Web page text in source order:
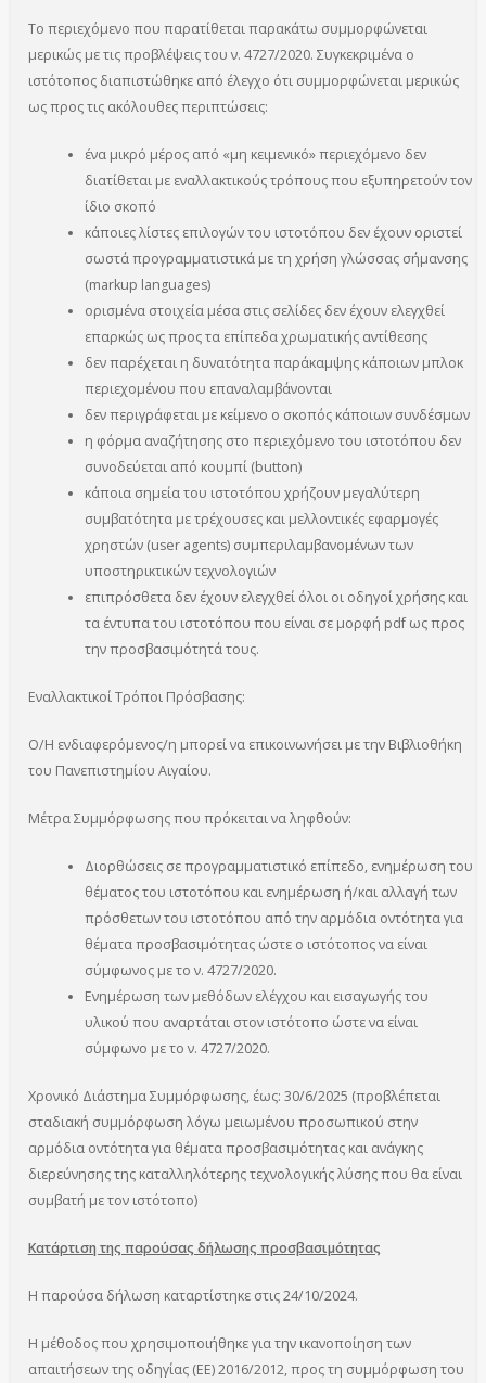
Το περιεχόμενο που παρατίθεται παρακάτω συμμορφώνεται
μερικώς με τις προβλέψεις του ν. 4727/2020. Συγκεκριμένα ο
ιστότοπος διαπιστώθηκε από έλεγχο ότι συμμορφώνεται μερικώς
ως προς τις ακόλουθες περιπτώσεις:
ένα μικρό μέρος από «μη κειμενικό» περιεχόμενο δεν
διατίθεται με εναλλακτικούς τρόπους που εξυπηρετούν τον
ίδιο σκοπό
κάποιες λίστες επιλογών του ιστοτόπου δεν έχουν οριστεί
σωστά προγραμματιστικά με τη χρήση γλώσσας σήμανσης
(markup languages)
ορισμένα στοιχεία μέσα στις σελίδες δεν έχουν ελεγχθεί
επαρκώς ως προς τα επίπεδα χρωματικής αντίθεσης
δεν παρέχεται η δυνατότητα παράκαμψης κάποιων μπλοκ
περιεχομένου που επαναλαμβάνονται
δεν περιγράφεται με κείμενο ο σκοπός κάποιων συνδέσμων
η φόρμα αναζήτησης στο περιεχόμενο του ιστοτόπου δεν
συνοδεύεται από κουμπί (button)
κάποια σημεία του ιστοτόπου χρήζουν μεγαλύτερη
συμβατότητα με τρέχουσες και μελλοντικές εφαρμογές
χρηστών (user agents) συμπεριλαμβανομένων των
υποστηρικτικών τεχνολογιών
επιπρόσθετα δεν έχουν ελεγχθεί όλοι οι οδηγοί χρήσης και
τα έντυπα του ιστοτόπου που είναι σε μορφή pdf ως προς
την προσβασιμότητά τους.
Εναλλακτικοί Τρόποι Πρόσβασης:
Ο/Η ενδιαφερόμενος/η μπορεί να επικοινωνήσει με την Βιβλιοθήκη
του Πανεπιστημίου Αιγαίου.
Μέτρα Συμμόρφωσης που πρόκειται να ληφθούν:
Διορθώσεις σε προγραμματιστικό επίπεδο, ενημέρωση του
θέματος του ιστοτόπου και ενημέρωση ή/και αλλαγή των
πρόσθετων του ιστοτόπου από την αρμόδια οντότητα για
θέματα προσβασιμότητας ώστε ο ιστότοπος να είναι
σύμφωνος με το ν. 4727/2020.
Ενημέρωση των μεθόδων ελέγχου και εισαγωγής του
υλικού που αναρτάται στον ιστότοπο ώστε να είναι
σύμφωνο με το ν. 4727/2020.
Χρονικό Διάστημα Συμμόρφωσης, έως: 30/6/2025 (προβλέπεται
σταδιακή συμμόρφωση λόγω μειωμένου προσωπικού στην
αρμόδια οντότητα για θέματα προσβασιμότητας και ανάγκης
διερεύνησης της καταλληλότερης τεχνολογικής λύσης που θα είναι
συμβατή με τον ιστότοπο)
Κατάρτιση της παρούσας δήλωσης προσβασιμότητας
Η παρούσα δήλωση καταρτίστηκε στις 24/10/2024.
Η μέθοδος που χρησιμοποιήθηκε για την ικανοποίηση των
απαιτήσεων της οδηγίας (ΕΕ) 2016/2012, προς τη συμμόρφωση του